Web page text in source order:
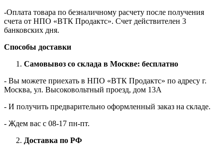
-Оплата товара по безналичному расчету после получения
счета от НПО «ВТК Продактс». Счет действителен 3
банковских дня.
Способы доставки
Самовывоз со склада в Москве: бесплатно
- Вы можете приехать в НПО «ВТК Продактс» по адресу г.
Москва, ул. Высоковольтный проезд, дом 13А
- И получить предварительно оформленный заказ на складе.
- Ждем вас c 08-17 пн-пт.
Доставка по РФ